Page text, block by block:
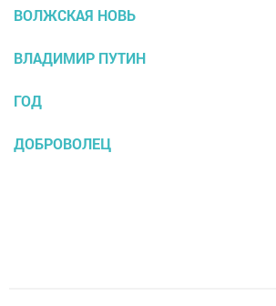
ВОЛЖСКАЯ НОВЬ
ВЛАДИМИР ПУТИН
ГОД
ДОБРОВОЛЕЦ